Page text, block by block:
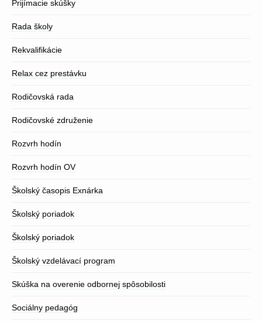
Prijímacie skúšky
Rada školy
Rekvalifikácie
Relax cez prestávku
Rodičovská rada
Rodičovské združenie
Rozvrh hodín
Rozvrh hodín OV
Školský časopis Exnárka
Školský poriadok
Školský poriadok
Školský vzdelávací program
Skúška na overenie odbornej spôsobilosti
Sociálny pedagóg